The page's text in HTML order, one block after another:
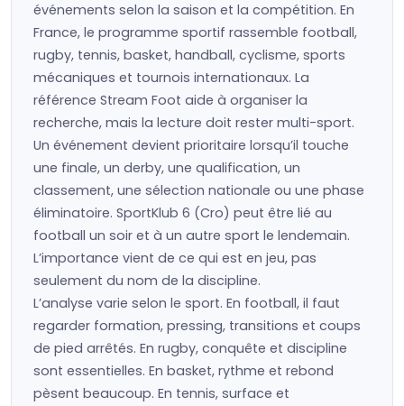
événements selon la saison et la compétition. En
France, le programme sportif rassemble football,
rugby, tennis, basket, handball, cyclisme, sports
mécaniques et tournois internationaux. La
référence Stream Foot aide à organiser la
recherche, mais la lecture doit rester multi-sport.
Un événement devient prioritaire lorsqu’il touche
une finale, un derby, une qualification, un
classement, une sélection nationale ou une phase
éliminatoire. SportKlub 6 (Cro) peut être lié au
football un soir et à un autre sport le lendemain.
L’importance vient de ce qui est en jeu, pas
seulement du nom de la discipline.
L’analyse varie selon le sport. En football, il faut
regarder formation, pressing, transitions et coups
de pied arrêtés. En rugby, conquête et discipline
sont essentielles. En basket, rythme et rebond
pèsent beaucoup. En tennis, surface et